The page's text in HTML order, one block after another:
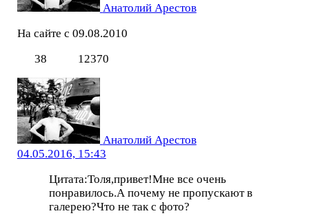
Анатолий Арестов
На сайте с 09.08.2010
38
12370
Анатолий Арестов
04.05.2016, 15:43
Цитата:Толя,привет!Мне все очень
понравилось.А почему не пропускают в
галерею?Что не так с фото?